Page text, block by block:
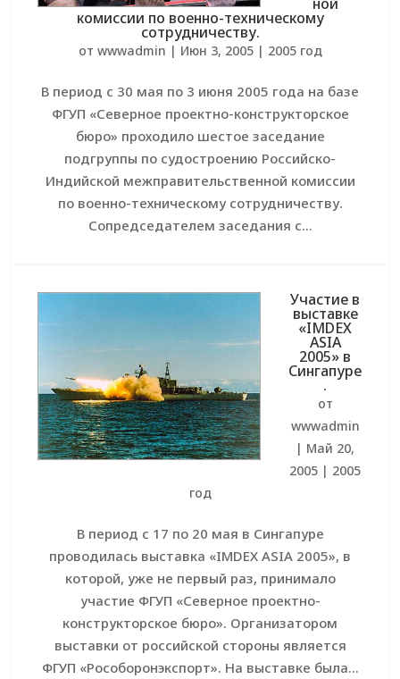
комиссии по военно-техническому
сотрудничеству.
от wwwadmin | Июн 3, 2005| 2005 год
В период с 30 мая по 3 июня 2005 года на базе
ФГУП «Северное проектно-конструкторское
бюро» проходило шестое заседание
подгруппы по судостроению Российско-
Индийской межправительственной комиссии
по военно-техническому сотрудничеству.
Сопредседателем заседания с...
Участие в
выставке
«IMDEX
ASIA
2005» в
Сингапуре
.
от
wwwadmin
| Май 20,
2005 | 2005
год
В период с 17 по 20 мая в Сингапуре
проводилась выставка «IMDEX ASIA 2005», в
которой, уже не первый раз, принимало
участие ФГУП «Северное проектно-
конструкторское бюро». Организатором
выставки от российской стороны является
ФГУП «Рособоронэкспорт». На выставке была...